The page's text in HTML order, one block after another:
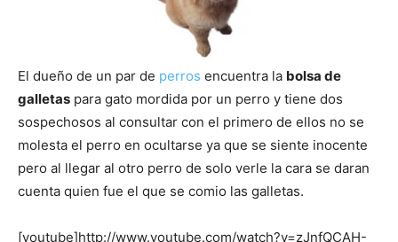
de
El dueño de un par de perros encuentra la bolsa de
galletas para gato mordida por un perro y tiene dos
sospechosos al consultar con el primero de ellos no se
molesta el perro en ocultarse ya que se siente inocente
pero al llegar al otro perro de solo verle la cara se daran
cuenta quien fue el que se comio las galletas.
[youtube]http://www.youtube.com/watch?v=zJnfQCAH-